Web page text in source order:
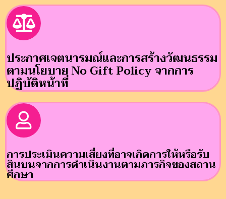
ประกาศเจตนารมณ์และการสร้างวัฒนธรรม
ตามนโยบาย No Gift Policy จากการ
ปฏิบัติหน้าที่
การประเมินความเสี่ยงที่อาจเกิดการให้หรือรับ
สินบนจากการดำเนินงานตามภารกิจของสถาน
ศึกษา